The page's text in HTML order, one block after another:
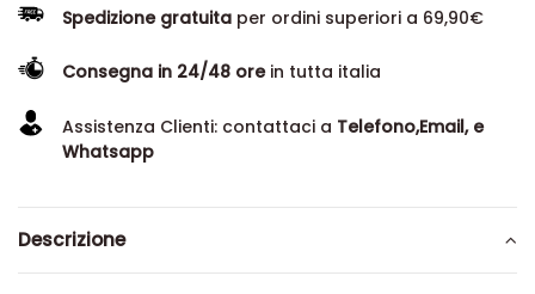
Spedizione gratuita per ordini superiori a 69,90€
Consegna in 24/48 orein tutta italia
Assistenza Clienti: contattaci a Telefono,Email, e
Whatsapp
Descrizione